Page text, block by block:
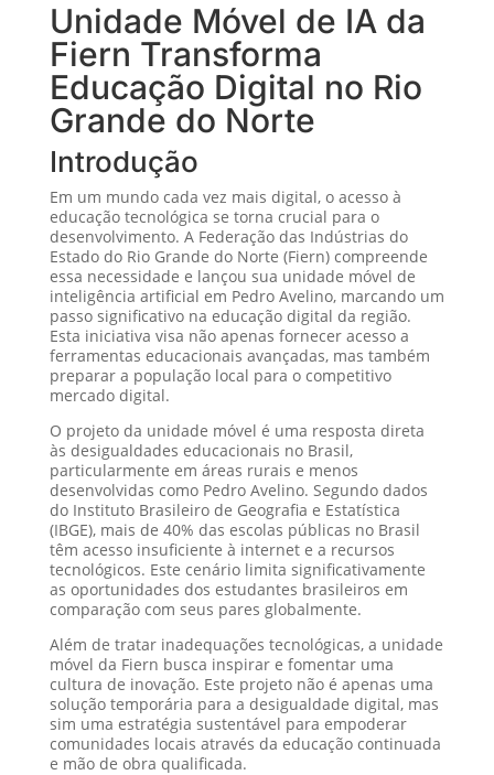
Unidade Móvel de IA da
Fiern Transforma
Educação Digital no Rio
Grande do Norte
Introdução
Em um mundo cada vez mais digital, o acesso à
educação tecnológica se torna crucial para o
desenvolvimento. A Federação das Indústrias do
Estado do Rio Grande do Norte (Fiern) compreende
essa necessidade e lançou sua unidade móvel de
inteligência artificial em Pedro Avelino, marcando um
passo significativo na educação digital da região.
Esta iniciativa visa não apenas fornecer acesso a
ferramentas educacionais avançadas, mas também
preparar a população local para o competitivo
mercado digital.
O projeto da unidade móvel é uma resposta direta
às desigualdades educacionais no Brasil,
particularmente em áreas rurais e menos
desenvolvidas como Pedro Avelino. Segundo dados
do Instituto Brasileiro de Geografia e Estatística
(IBGE), mais de 40% das escolas públicas no Brasil
têm acesso insuficiente à internet e a recursos
tecnológicos. Este cenário limita significativamente
as oportunidades dos estudantes brasileiros em
comparação com seus pares globalmente.
Além de tratar inadequações tecnológicas, a unidade
móvel da Fiern busca inspirar e fomentar uma
cultura de inovação. Este projeto não é apenas uma
solução temporária para a desigualdade digital, mas
sim uma estratégia sustentável para empoderar
comunidades locais através da educação continuada
e mão de obra qualificada.